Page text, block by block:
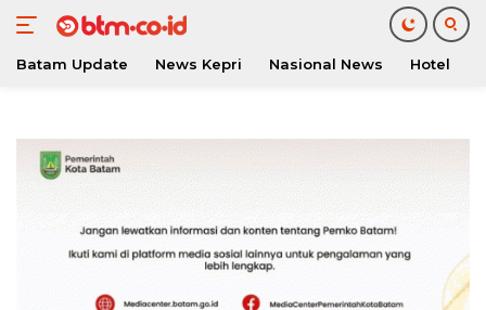
konten
Batam Update News Kepri Nasional News Hotel